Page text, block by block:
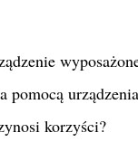
pomocą urządzenia
korzyści?